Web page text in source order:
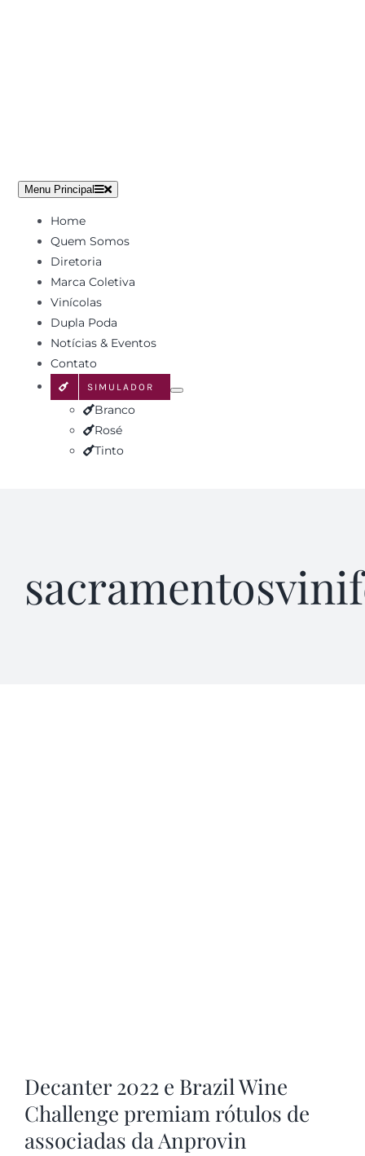
Menu Principal
Home
Quem Somos
Diretoria
Marca Coletiva
Vinícolas
Dupla Poda
Notícias & Eventos
Contato
SIMULADOR
Branco
Rosé
Tinto
Decanter 2022 e Brazil Wine
Challenge premiam rótulos de
associadas da Anprovin